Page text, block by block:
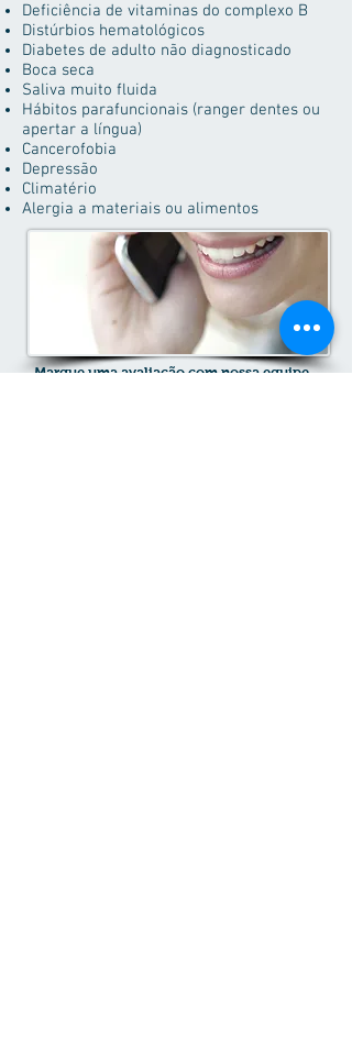
Deficiência de vitaminas do complexo B
Distúrbios hematológicos
Diabetes de adulto não diagnosticado
Boca seca
Saliva muito fluida
Hábitos parafuncionais (ranger dentes ou
apertar a língua)
Cancerofobia
Depressão
Climatério
Alergia a materiais ou alimentos
Marque uma avaliação com nossa equipe.